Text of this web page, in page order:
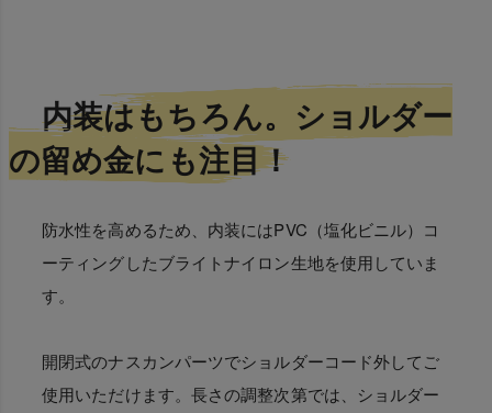
内装はもちろん。ショルダー
の留め金にも注目！
防水性を高めるため、内装にはPVC（塩化ビニル）コ
ーティングしたブライトナイロン生地を使用していま
す。
開閉式のナスカンパーツでショルダーコード外してご
使用いただけます。長さの調整次第では、ショルダー